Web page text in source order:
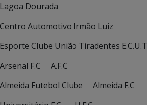
Lagoa Dourada
Centro Automotivo Irmão Luiz
Esporte Clube União Tiradentes E.C.U.T
Arsenal F.C A.F.C
Almeida Futebol Clube Almeida F.C